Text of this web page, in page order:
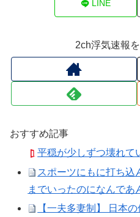
LINE
2ch浮気速報
おすすめ記事
平穏が少しずつ壊れて
スポーツにもに打ち込
までいったのになんであ
【一夫多妻制】 日本